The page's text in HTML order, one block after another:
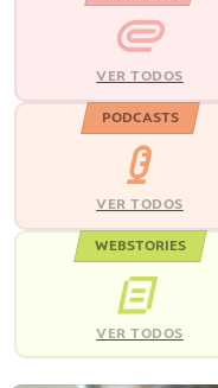
VER TODOS
PODCASTS
VER TODOS
WEBSTORIES
VER TODOS